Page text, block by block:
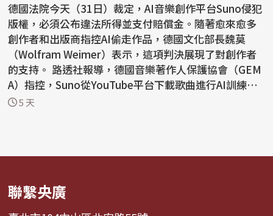
德國法院今天（31日）裁定，AI音樂創作平台Suno侵犯
版權，必須公布違法所得並支付賠償金。隨著愈來愈多
創作者和出版商指控AI偷走作品，德國文化部長魏莫
（Wolfram Weimer）表示，這項判決展現了對創作者
的支持。 路透社報導，德國音樂著作人保護協會（GEM
A）指控，Suno從YouTube平台下載歌曲進行AI訓練，
受害者包括1...
5 天
聯繫央廣